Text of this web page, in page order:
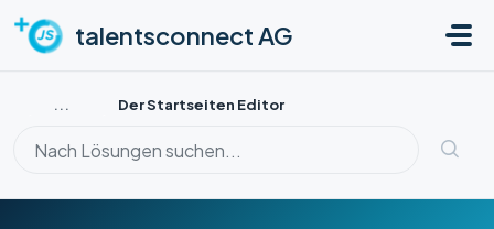
talentsconnect AG
... Der Startseiten Editor